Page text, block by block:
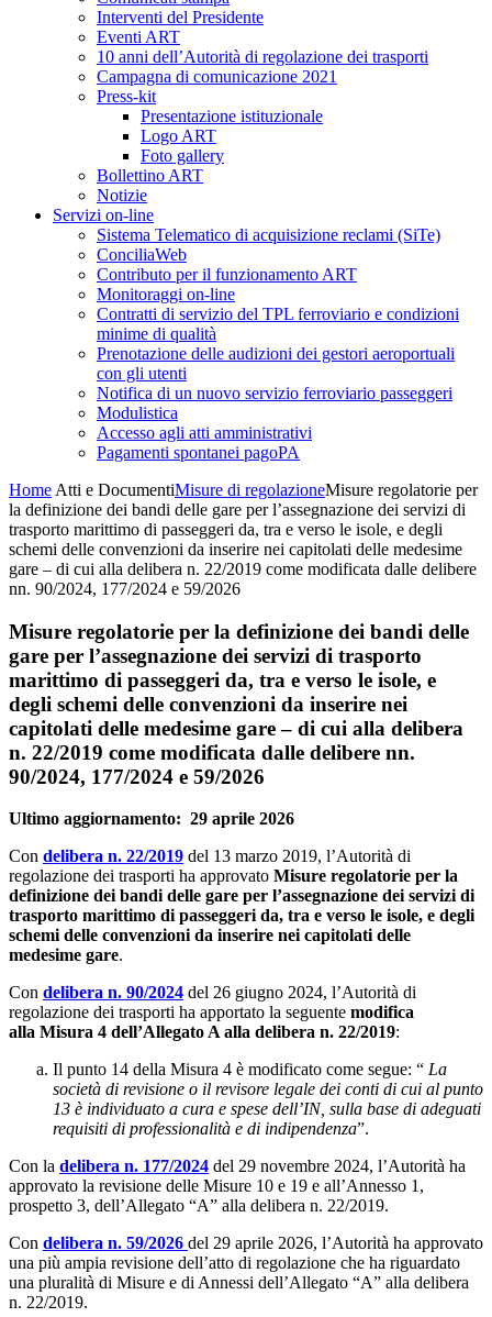
Interventi del Presidente
Eventi ART
10 anni dell’Autorità di regolazione dei trasporti
Campagna di comunicazione 2021
Press-kit
Presentazione istituzionale
Logo ART
Foto gallery
Bollettino ART
Notizie
Servizi on-line
Sistema Telematico di acquisizione reclami (SiTe)
ConciliaWeb
Contributo per il funzionamento ART
Monitoraggi on-line
Contratti di servizio del TPL ferroviario e condizioni
minime di qualità
Prenotazione delle audizioni dei gestori aeroportuali
con gli utenti
Notifica di un nuovo servizio ferroviario passeggeri
Modulistica
Accesso agli atti amministrativi
Pagamenti spontanei pagoPA
Home Atti e DocumentiMisure di regolazioneMisure regolatorie per
la definizione dei bandi delle gare per l’assegnazione dei servizi di
trasporto marittimo di passeggeri da, tra e verso le isole, e degli
schemi delle convenzioni da inserire nei capitolati delle medesime
gare – di cui alla delibera n. 22/2019 come modificata dalle delibere
nn. 90/2024, 177/2024 e 59/2026
Misure regolatorie per la definizione dei bandi delle
gare per l’assegnazione dei servizi di trasporto
marittimo di passeggeri da, tra e verso le isole, e
degli schemi delle convenzioni da inserire nei
capitolati delle medesime gare – di cui alla delibera
n. 22/2019 come modificata dalle delibere nn.
90/2024, 177/2024 e 59/2026
Ultimo aggiornamento: 29 aprile 2026
Con delibera n. 22/2019 del 13 marzo 2019, l’Autorità di
regolazione dei trasporti ha approvato Misure regolatorie per la
definizione dei bandi delle gare per l’assegnazione dei servizi di
trasporto marittimo di passeggeri da, tra e verso le isole, e degli
schemi delle convenzioni da inserire nei capitolati delle
medesime gare.
Con delibera n. 90/2024 del 26 giugno 2024, l’Autorità di
regolazione dei trasporti ha apportato la seguente modifica
alla Misura 4 dell’Allegato A alla delibera n. 22/2019:
Il punto 14 della Misura 4 è modificato come segue: “ La
società di revisione o il revisore legale dei conti di cui al punto
13 è individuato a cura e spese dell’IN, sulla base di adeguati
requisiti di professionalità e di indipendenza”.
Con la delibera n. 177/2024 del 29 novembre 2024, l’Autorità ha
approvato la revisione delle Misure 10 e 19 e all’Annesso 1,
prospetto 3, dell’Allegato “A” alla delibera n. 22/2019.
Con delibera n. 59/2026 del 29 aprile 2026, l’Autorità ha approvato
una più ampia revisione dell’atto di regolazione che ha riguardato
una pluralità di Misure e di Annessi dell’Allegato “A” alla delibera
n. 22/2019.